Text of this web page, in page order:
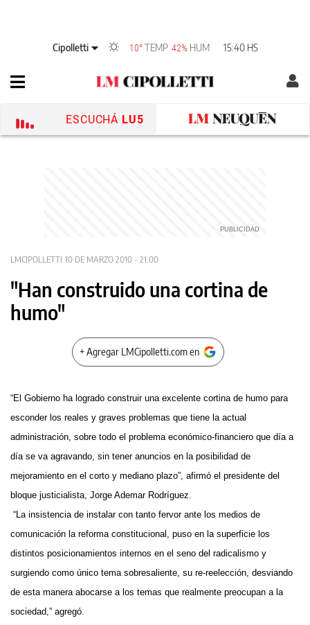
Cipolletti 10° TEMP 42% HUM 15:40 HS
ESCUCHÁ LU5
LMCIPOLLETTI 10 DE MARZO 2010 - 21:00
"Han construido una cortina de
humo"
+ Agregar LMCipolletti.com en
“El Gobierno ha logrado construir una excelente cortina de humo para
esconder los reales y graves problemas que tiene la actual
administración, sobre todo el problema económico-financiero que día a
día se va agravando, sin tener anuncios en la posibilidad de
mejoramiento en el corto y mediano plazo”, afirmó el presidente del
bloque justicialista, Jorge Ademar Rodríguez.
“La insistencia de instalar con tanto fervor ante los medios de
comunicación la reforma constitucional, puso en la superficie los
distintos posicionamientos internos en el seno del radicalismo y
surgiendo como único tema sobresaliente, su re-reelección, desviando
de esta manera abocarse a los temas que realmente preocupan a la
sociedad,” agregó.